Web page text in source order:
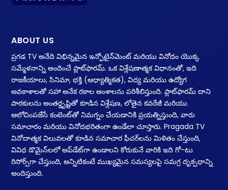
ABOUT US
ప్రగడ TV అనేది విభిన్నమైన ఇన్ఫోటైన్‌మెంట్ మరియు వినోదం యొక్క
సమ్మేళనాన్ని అందించే ప్లాట్‌ఫారమ్. ఒక విశ్లేషణాత్మక విధానంతో, ఇది
రాజకీయాలు, సినిమా, భక్తి (ఆధ్యాత్మికత), విద్య మరియు ఉద్యోగ
అవకాశాలతో సహా అనేక రకాల అంశాలను పరిశీలిస్తుంది. ప్లాట్‌ఫారమ్ దాని
పాఠకులను అంతర్దృష్టితో కూడిన విశ్లేషణ, లోతైన కవరేజీ మరియు
ఆలోచింపజేసే కంటెంట్‌తో నిమగ్నం చేయడానికి ప్రయత్నిస్తుంది, వారు
సమాచారం మరియు వినోదభరితంగా ఉండేలా చూస్తారు. Pragada TV
వినోదాత్మక విలువలతో కూడిన సమాచార ఫీచర్‌లను మిళితం చేస్తుంది,
వివిధ డొమైన్‌లలో అప్‌డేట్‌గా ఉండాలని కోరుకునే వారికి ఇది గో-టు
రిసోర్స్‌గా చేస్తుంది, అన్నిటికంటే ముఖ్యమైన సమస్యలపై సమగ్ర దృక్పథాన్ని
అందిస్తుంది.